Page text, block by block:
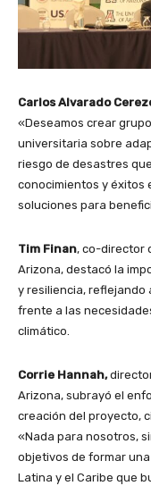
Carlos Alvarado
«Deseamos crear
universitaria sobre
riesgo de desastres
conocimientos y éxitos
soluciones para
Tim Finan, co-director
Arizona, destacó la
y resiliencia, reflejando
frente a las
climático.
Corrie Hannah,
Arizona, subrayó el
creación del proyecto,
«Nada para nosotros,
objetivos de formar
Latina y el Caribe que